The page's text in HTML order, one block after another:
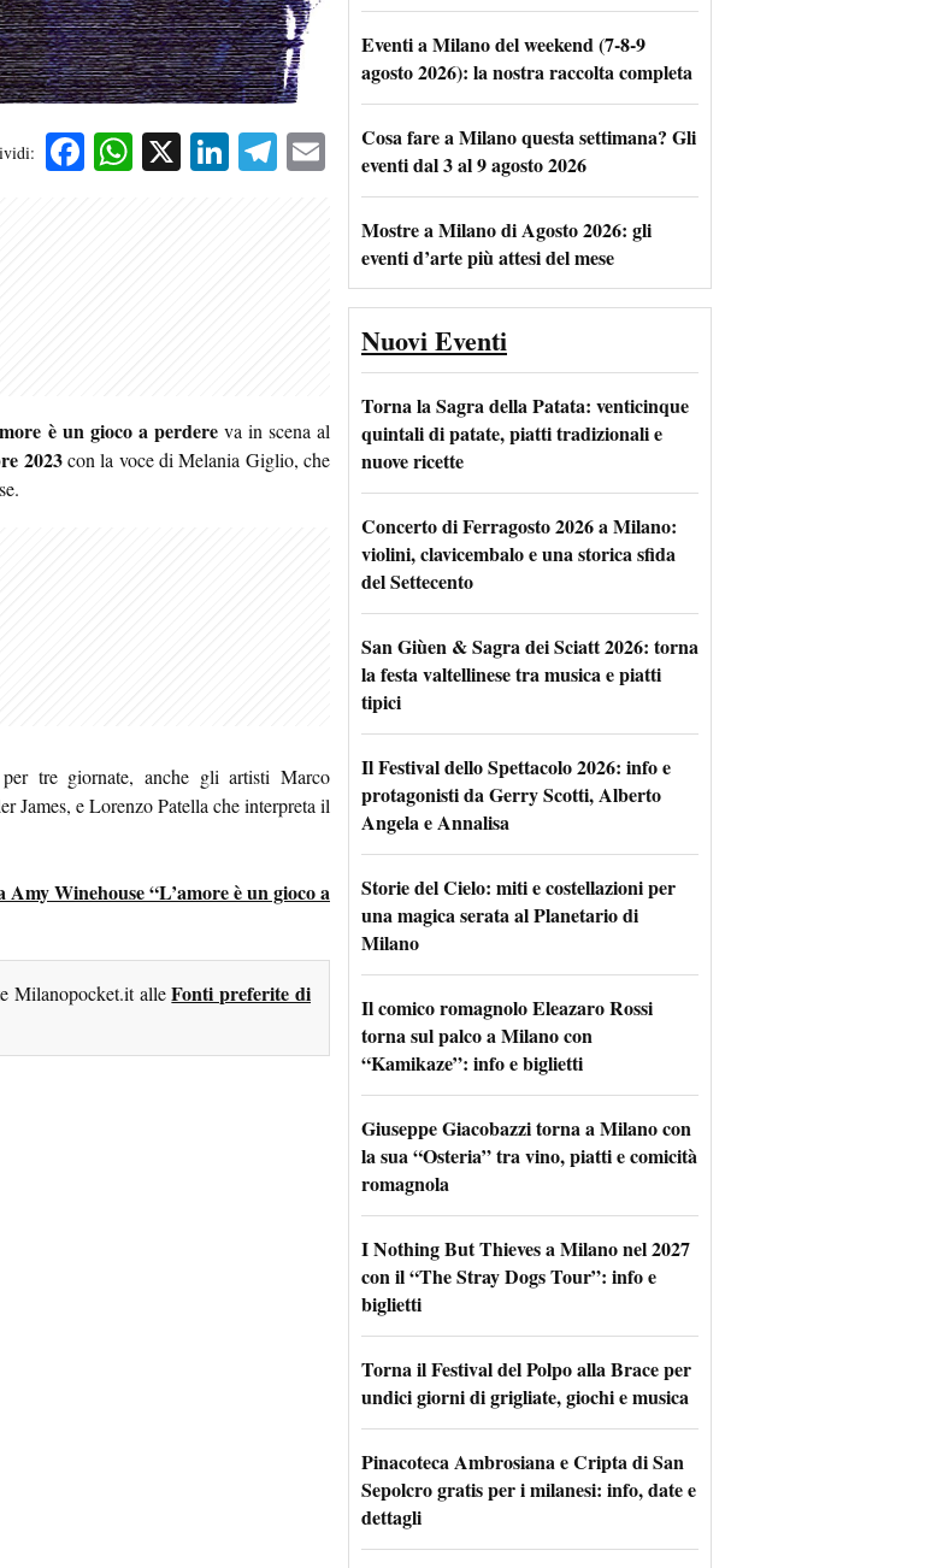
Facebook
WhatsApp
X LinkedIn
Telegram
Email
è un gioco a perdereva in scena al
2023con la voce di Melania Giglio, che
tre giornate, anche gli artisti Marco
James, e Lorenzo Patella che interpreta il
Winehouse “L’amore è un gioco a
Milanopocket.it alleFonti preferite di
Eventi a Milano del weekend (7-8-9
agosto 2026): la nostra raccolta completa
Cosa fare a Milano questa settimana? Gli
eventi dal 3 al 9 agosto 2026
Mostre a Milano di Agosto 2026: gli
eventi d’arte più attesi del mese
Nuovi Eventi
Torna la Sagra della Patata: venticinque
quintali di patate, piatti tradizionali e
nuove ricette
Concerto di Ferragosto 2026 a Milano:
violini, clavicembalo e una storica sfida
del Settecento
San Giùen & Sagra dei Sciatt 2026: torna
la festa valtellinese tra musica e piatti
tipici
Il Festival dello Spettacolo 2026: info e
protagonisti da Gerry Scotti, Alberto
Angela e Annalisa
Storie del Cielo: miti e costellazioni per
una magica serata al Planetario di
Milano
Il comico romagnolo Eleazaro Rossi
torna sul palco a Milano con
“Kamikaze”: info e biglietti
Giuseppe Giacobazzi torna a Milano con
la sua “Osteria” tra vino, piatti e comicità
romagnola
I Nothing But Thieves a Milano nel 2027
con il “The Stray Dogs Tour”: info e
biglietti
Torna il Festival del Polpo alla Brace per
undici giorni di grigliate, giochi e musica
Pinacoteca Ambrosiana e Cripta di San
Sepolcro gratis per i milanesi: info, date e
dettagli